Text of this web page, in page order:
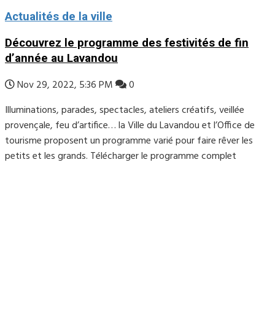
Actualités de la ville
Découvrez le programme des festivités de fin
d’année au Lavandou
Nov 29, 2022, 5:36 PM
0
Illuminations, parades, spectacles, ateliers créatifs, veillée
provençale, feu d’artifice… la Ville du Lavandou et l’Office de
tourisme proposent un programme varié pour faire rêver les
petits et les grands. Télécharger le programme complet